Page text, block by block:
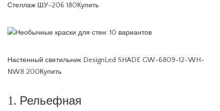
Стеллаж ШУ-206 180Купить
Настенный светильник DesignLed SHADE GW-6809-12-WH-
NW8 200Купить
1. Рельефная